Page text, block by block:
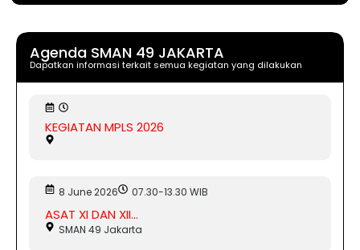
Agenda SMAN 49 JAKARTA
Dapatkan informasi terkait semua kegiatan yang dilakukan
KEGIATAN MPLS 2026
8 June 2026 07.30-13.30 WIB
ASAT XI DAN XII...
SMAN 49 Jakarta